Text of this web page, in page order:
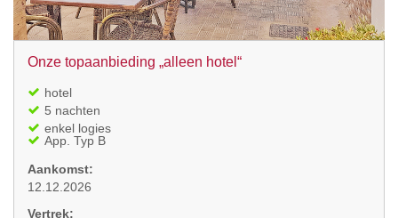
Onze topaanbieding „alleen hotel“
hotel
5 nachten
enkel logies
App. Typ B
Aankomst:
12.12.2026
Vertrek: